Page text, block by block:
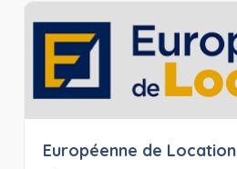
Européenne de Location